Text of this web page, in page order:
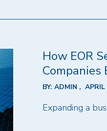
How EOR
BY: ADMIN
Expanding a